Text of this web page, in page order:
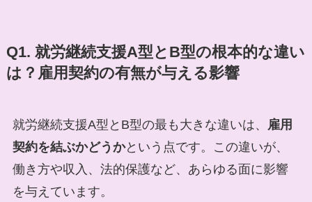
Q1. 就労継続支援A型とB型の根本的な違い
は？雇用契約の有無が与える影響
就労継続支援A型とB型の最も大きな違いは、 雇用
契約を結ぶかどうかという点です。この違いが、
働き方や収入、法的保護など、あらゆる面に影響
を与えています。